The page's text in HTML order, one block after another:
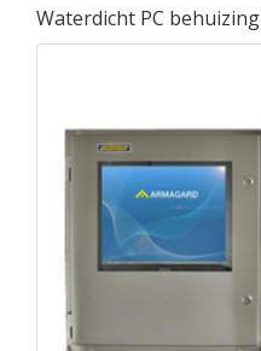
Waterdicht PC behuizing